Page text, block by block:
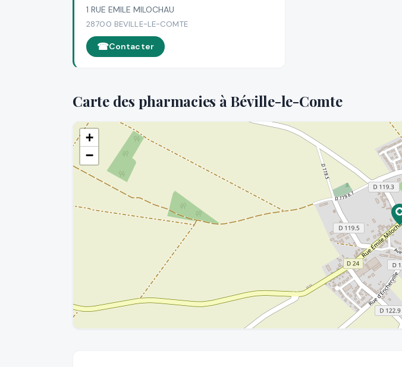
1 RUE EMILE MILOCHAU
28700 BEVILLE-LE-COMTE
Contacter
Carte des pharmacies à Béville-le-Comte
+
−